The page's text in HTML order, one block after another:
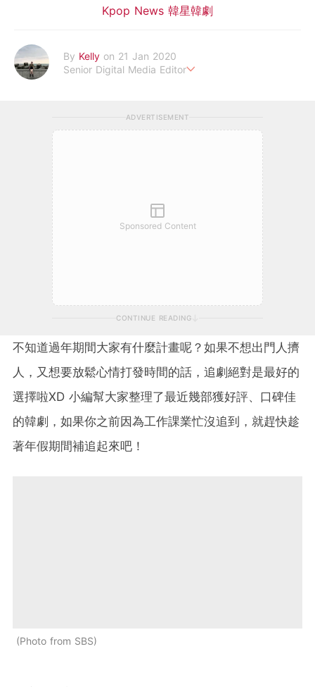
Kpop News 韓星韓劇
By Kelly on 21 Jan 2020
Senior Digital Media Editor
ADVERTISEMENT
Sponsored Content
CONTINUE READING
不知道過年期間大家有什麼計畫呢？如果不想出門人擠
人，又想要放鬆心情打發時間的話，追劇絕對是最好的
選擇啦XD 小編幫大家整理了最近幾部獲好評、口碑佳
的韓劇，如果你之前因為工作課業忙沒追到，就趕快趁
著年假期間補追起來吧！
Photo from SBS